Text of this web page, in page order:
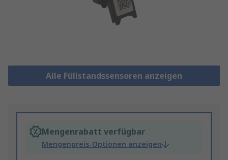
Alle Füllstandssensoren anzeigen
Mengenrabatt verfügbar
Mengenpreis-Optionen anzeigen